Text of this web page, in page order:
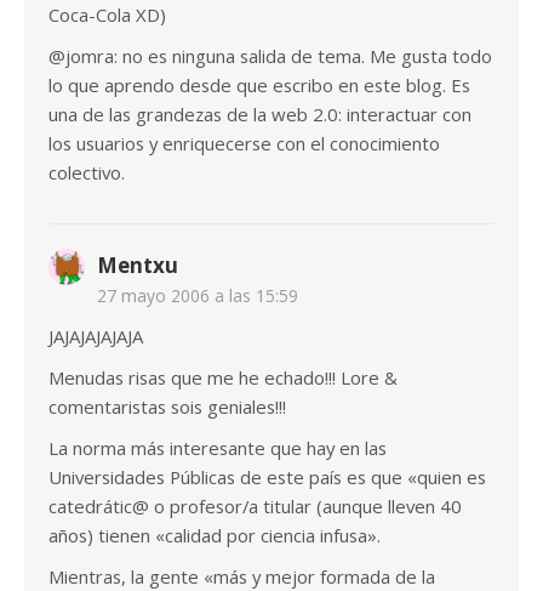
Coca-Cola XD)
@jomra: no es ninguna salida de tema. Me gusta todo
lo que aprendo desde que escribo en este blog. Es
una de las grandezas de la web 2.0: interactuar con
los usuarios y enriquecerse con el conocimiento
colectivo.
Mentxu
27 mayo 2006 a las 15:59
JAJAJAJAJAJA
Menudas risas que me he echado!!! Lore &
comentaristas sois geniales!!!
La norma más interesante que hay en las
Universidades Públicas de este país es que «quien es
catedrátic@ o profesor/a titular (aunque lleven 40
años) tienen «calidad por ciencia infusa».
Mientras, la gente «más y mejor formada de la